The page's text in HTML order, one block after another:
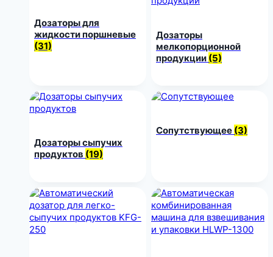
Дозаторы для
жидкости поршневые
(31)
Дозаторы
мелкопорционной
продукции (5)
Дозаторы сыпучих
продуктов (19)
Сопутствующее (3)